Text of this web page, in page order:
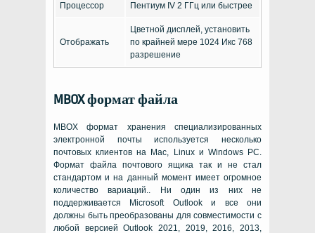
Процессор Пентиум IV 2 ГГц или быстрее
Отображать
Цветной дисплей, установить
по крайней мере 1024 Икс 768
разрешение
MBOXформат файла
MBOX формат хранения специализированных
электронной почты используется несколько
почтовых клиентов на Mac, Linuxи Windows PC.
Формат файла почтового ящика так и не стал
стандартом и на данный момент имеет огромное
количество вариаций.. Ни один из них не
поддерживается
Microsoft Outlookи все они
должны быть преобразованы для совместимости с
любой версиейOutlook 2021, 2019, 2016, 2013,